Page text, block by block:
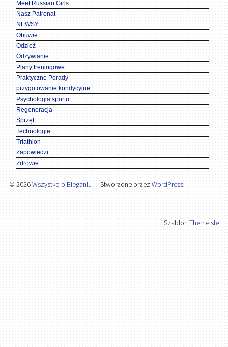
Meet Russian Girls
Nasz Patronat
NEWSY
Obuwie
Odzież
Odżywianie
Plany treningowe
Praktyczne Porady
przygotowanie kondycyjne
Psychologia sportu
Regeneracja
Sprzęt
Technologie
Triathlon
Zapowiedzi
Zdrowie
© 2026Wszystko o Bieganiu — Stworzone przezWordPress
SzablonThemeIsle